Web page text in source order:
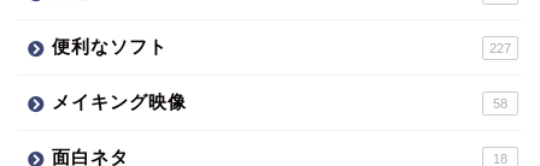
便利なソフト 227
メイキング映像 58
面白ネタ 18